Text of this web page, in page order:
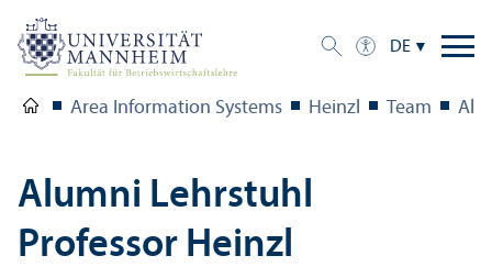
DE
Area Information Systems Heinzl Team
Alumni Lehr­stuhl
Professor Heinzl